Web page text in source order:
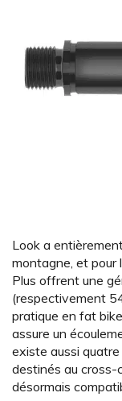
Look a
montagne, et pour
Plus offrent une
(respectivement
pratique en fat
assure un
existe aussi
destinés au cross-
désormais